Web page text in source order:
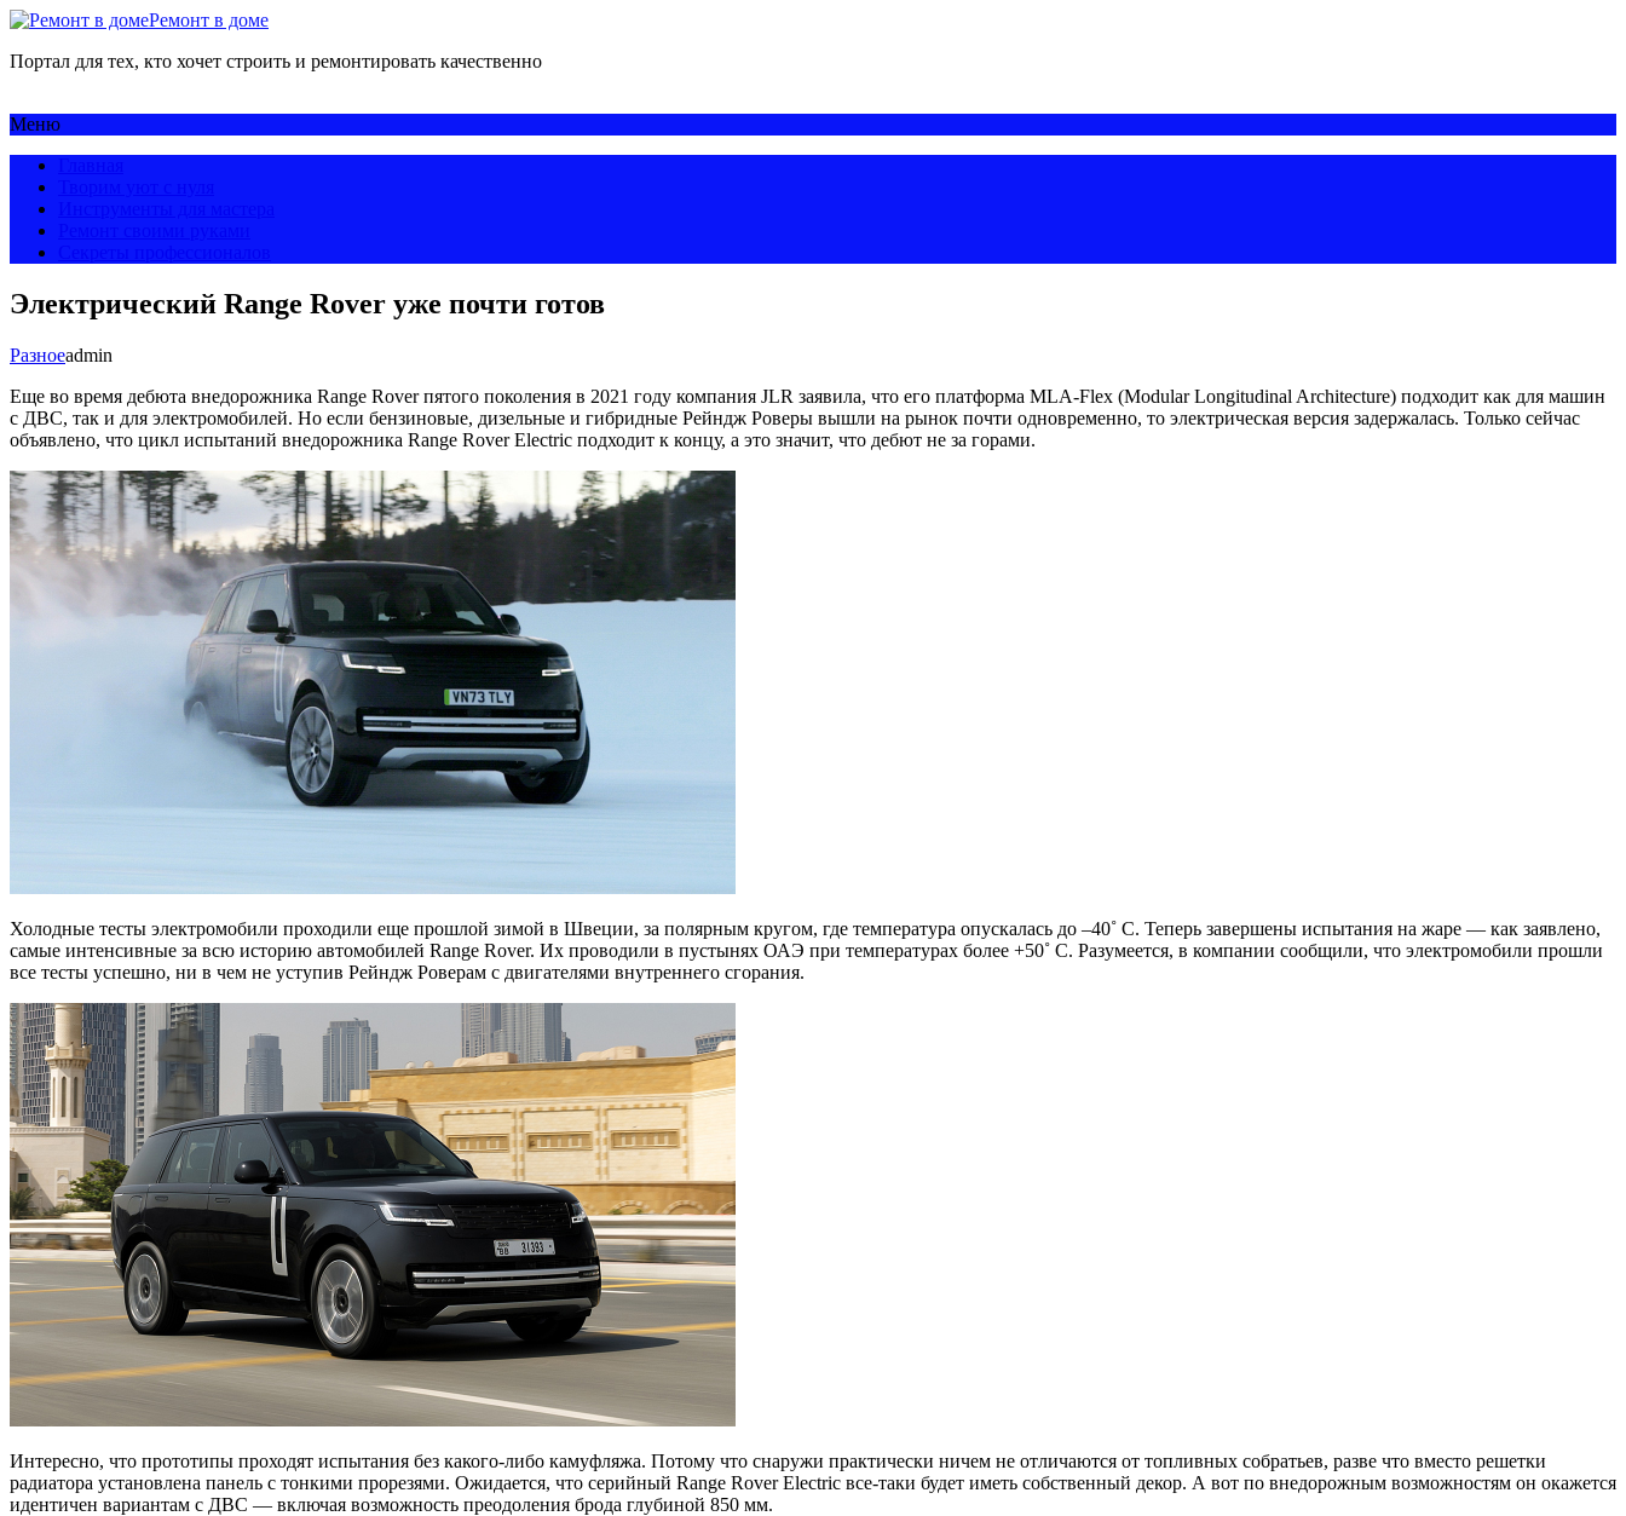
Ремонт в доме
Портал для тех, кто хочет строить и ремонтировать качественно
Меню
Электрический Range Rover уже почти готов
Разноеadmin
Еще во время дебюта внедорожника Range Rover пятого поколения в 2021 году компания JLR заявила, что его платформа MLA-Flex (Modular Longitudinal Architecture) подходит как для машин
с ДВС, так и для электромобилей. Но если бензиновые, дизельные и гибридные Рейндж Роверы вышли на рынок почти одновременно, то электрическая версия задержалась. Только сейчас
объявлено, что цикл испытаний внедорожника Range Rover Electric подходит к концу, а это значит, что дебют не за горами.
Холодные тесты электромобили проходили еще прошлой зимой в Швеции, за полярным кругом, где температура опускалась до –40˚ C. Теперь завершены испытания на жаре — как заявлено,
самые интенсивные за всю историю автомобилей Range Rover. Их проводили в пустынях ОАЭ при температурах более +50˚ C. Разумеется, в компании сообщили, что электромобили прошли
все тесты успешно, ни в чем не уступив Рейндж Роверам с двигателями внутреннего сгорания.
Интересно, что прототипы проходят испытания без какого-либо камуфляжа. Потому что снаружи практически ничем не отличаются от топливных собратьев, разве что вместо решетки
радиатора установлена панель с тонкими прорезями. Ожидается, что серийный Range Rover Electric все-таки будет иметь собственный декор. А вот по внедорожным возможностям он окажется
идентичен вариантам с ДВС — включая возможность преодоления брода глубиной 850 мм.